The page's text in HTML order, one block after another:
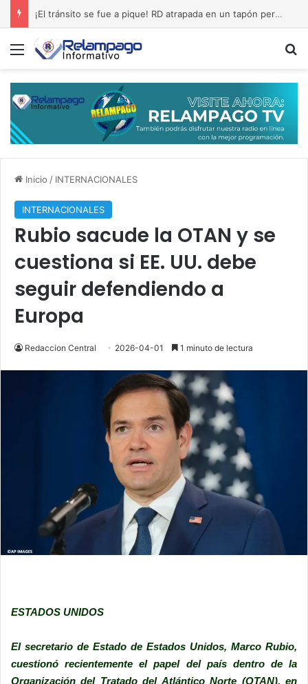
¡El tránsito se fue a pique! RD atrapada en un tapón permanente
Menú
Inicio / INTERNACIONALES
INTERNACIONALES
Rubio sacude la OTAN y se
cuestiona si EE. UU. debe
seguir defendiendo a
Europa
Redaccion Central 2026-04-01 1 minuto de lectura
ESTADOS UNIDOS
El secretario de Estado de Estados Unidos, Marco Rubio,
cuestionó recientemente el papel del país dentro de la
Organización del Tratado del Atlántico Norte (OTAN), en